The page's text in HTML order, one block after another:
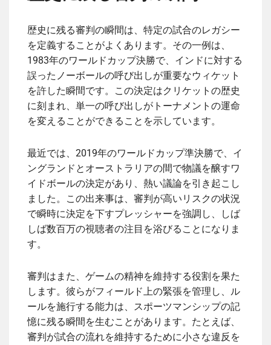
歴史に残る審判の瞬間は、特定の試合のレガシー
を定義することがよくあります。その一例は、
1983年のワールドカップ決勝で、インドに対する
誤ったノーボールの呼び出しが重要なウィケット
を許した瞬間です。この決定はクリケットの歴史
に刻まれ、単一の呼び出しがトーナメントの運命
を変えることができることを示しています。
最近では、2019年のワールドカップ準決勝で、イ
ングランドとオーストラリアの間で物議を醸すワ
イドボールの決定があり、熱い議論を引き起こし
ました。この出来事は、審判が高いリスクの状況
で瞬時に決定を下すプレッシャーを強調し、しば
しば数百万の視聴者の注目を浴びることになりま
す。
審判はまた、ゲームの精神を維持する役割を果た
します。彼らがフィールド上の緊張を管理し、ル
ールを施行する能力は、スポーツマンシップの記
憶に残る瞬間を生むことがあります。たとえば、
審判が試合の流れを維持するために小さな違反を